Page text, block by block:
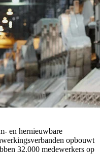
en hernieuwbare
opbouwt
32.000 medewerkers op